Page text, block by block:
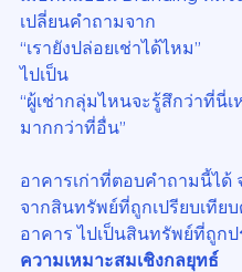
เปลี่ยนคำถามจาก
“เรายังปล่อยเช่าได้ไหม”
ไปเป็น
“ผู้เช่ากลุ่มไหนจะรู้สึกว่าที่นี่เ
มากกว่าที่อื่น”
อาคารเก่าที่ตอบคำถามนี้ได้
จากสินทรัพย์ที่ถูกเปรียบเทีย
อาคาร ไปเป็นสินทรัพย์ที่ถูกป
ความเหมาะสมเชิงกลยุทธ์